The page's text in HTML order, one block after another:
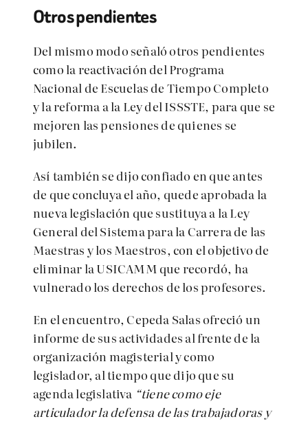
Otros pendientes
Del mismo modo señaló otros pendientes
como la reactivación del Programa
Nacional de Escuelas de Tiempo Completo
y la reforma a la Ley del ISSSTE, para que se
mejoren las pensiones de quienes se
jubilen.
Así también se dijo confiado en que antes
de que concluya el año, quede aprobada la
nueva legislación que sustituya a la Ley
General del Sistema para la Carrera de las
Maestras y los Maestros, con el objetivo de
eliminar la USICAMM que recordó, ha
vulnerado los derechos de los profesores.
En el encuentro, Cepeda Salas ofreció un
informe de sus actividades al frente de la
organización magisterial y como
legislador, al tiempo que dijo que su
agenda legislativa “tiene como eje
articulador la defensa de las trabajadoras y